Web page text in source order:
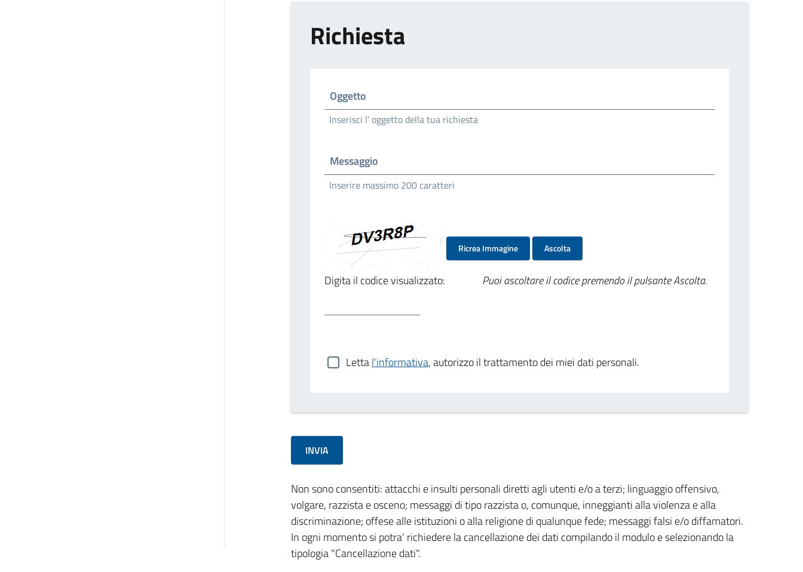
Richiesta
Oggetto
Inserisci l' oggetto della tua richiesta
Messaggio
Inserire massimo 200 caratteri
Ricrea Immagine Ascolta
Digita il codice visualizzato: Puoi ascoltare il codice premendo il pulsante Ascolta.
Lettal'informativa, autorizzo il trattamento dei miei dati personali.
Non sono consentiti: attacchi e insulti personali diretti agli utenti e/o a terzi; linguaggio offensivo,
volgare, razzista e osceno; messaggi di tipo razzista o, comunque, inneggianti alla violenza e alla
discriminazione; offese alle istituzioni o alla religione di qualunque fede; messaggi falsi e/o diffamatori.
In ogni momento si potra' richiedere la cancellazione dei dati compilando il modulo e selezionando la
tipologia "Cancellazione dati".